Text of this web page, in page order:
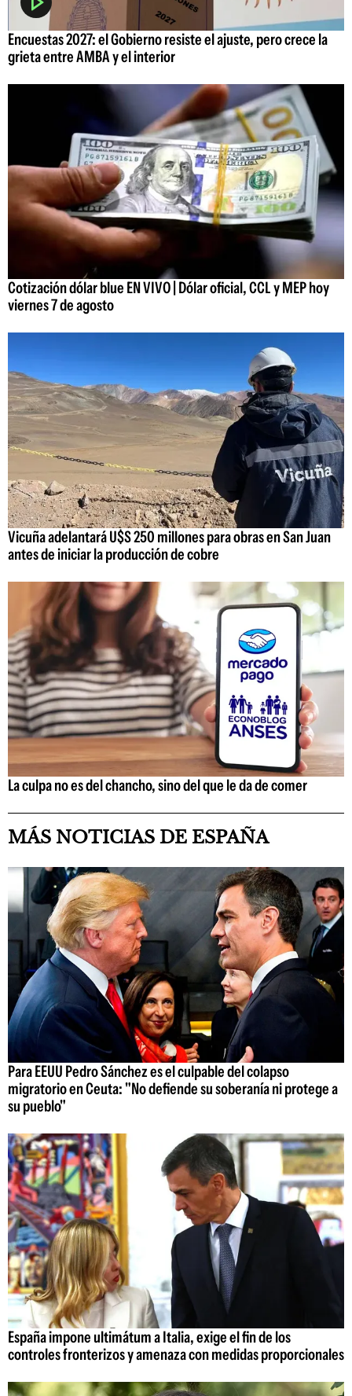
Encuestas 2027: el Gobierno resiste el ajuste, pero crece la
grieta entre AMBA y el interior
Cotización dólar blue EN VIVO | Dólar oficial, CCL y MEP hoy
viernes 7 de agosto
Vicuña adelantará U$S 250 millones para obras en San Juan
antes de iniciar la producción de cobre
La culpa no es del chancho, sino del que le da de comer
MÁS NOTICIAS DE ESPAÑA
Para EEUU Pedro Sánchez es el culpable del colapso
migratorio en Ceuta: "No defiende su soberanía ni protege a
su pueblo"
España impone ultimátum a Italia, exige el fin de los
controles fronterizos y amenaza con medidas proporcionales